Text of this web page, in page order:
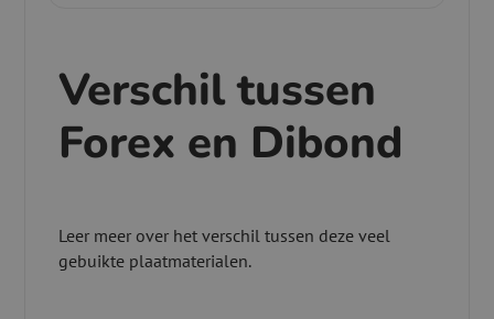
Verschil tussen
Forex en Dibond
Leer meer over het verschil tussen deze veel
gebuikte plaatmaterialen.